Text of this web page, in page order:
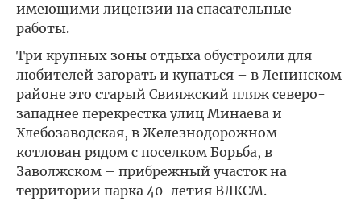
имеющими лицензии на спасательные
работы.
Три крупных зоны отдыха обустроили для
любителей загорать и купаться – в Ленинском
районе это старый Свияжский пляж северо-
западнее перекрестка улиц Минаева и
Хлебозаводская, в Железнодорожном –
котлован рядом с поселком Борьба, в
Заволжском – прибрежный участок на
территории парка 40-летия ВЛКСМ.